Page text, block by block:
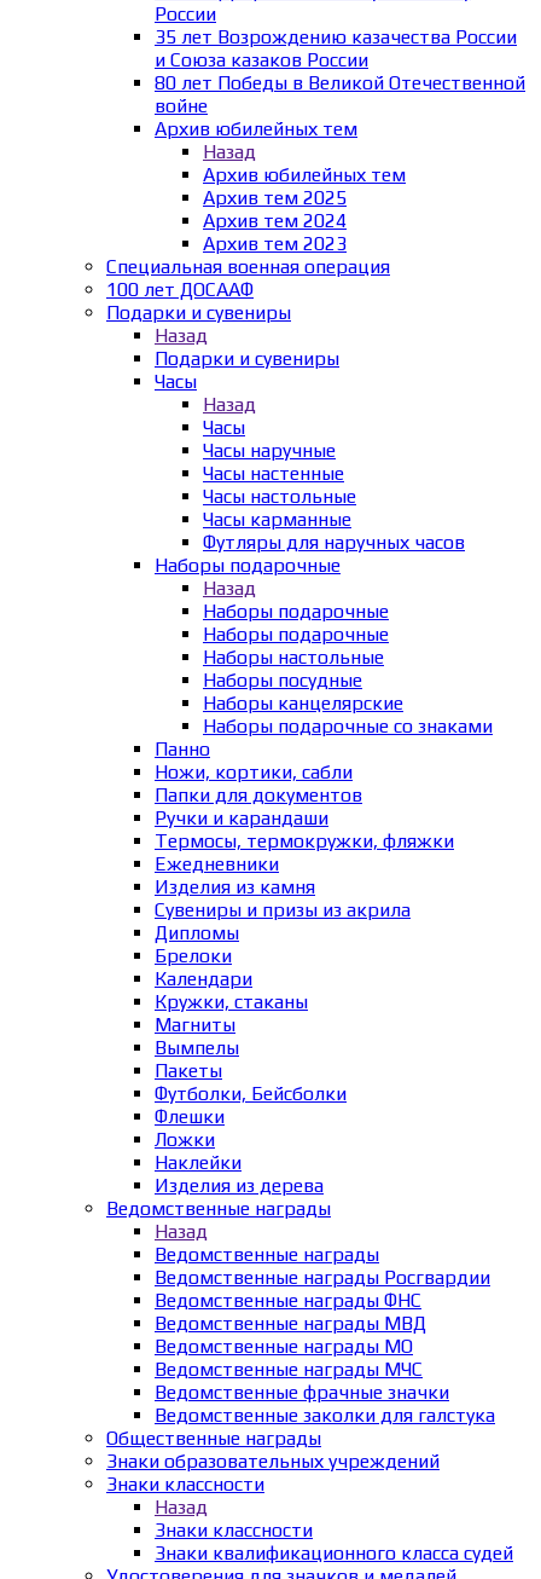
России
35 лет Возрождению казачества России
и Союза казаков России
80 лет Победы в Великой Отечественной
войне
Архив юбилейных тем
Назад
Архив юбилейных тем
Архив тем 2025
Архив тем 2024
Архив тем 2023
Специальная военная операция
100 лет ДОСААФ
Подарки и сувениры
Назад
Подарки и сувениры
Часы
Назад
Часы
Часы наручные
Часы настенные
Часы настольные
Часы карманные
Футляры для наручных часов
Наборы подарочные
Назад
Наборы подарочные
Наборы подарочные
Наборы настольные
Наборы посудные
Наборы канцелярские
Наборы подарочные со знаками
Панно
Ножи, кортики, сабли
Папки для документов
Ручки и карандаши
Термосы, термокружки, фляжки
Ежедневники
Изделия из камня
Сувениры и призы из акрила
Дипломы
Брелоки
Календари
Кружки, стаканы
Магниты
Вымпелы
Пакеты
Футболки, Бейсболки
Флешки
Ложки
Наклейки
Изделия из дерева
Ведомственные награды
Назад
Ведомственные награды
Ведомственные награды Росгвардии
Ведомственные награды ФНС
Ведомственные награды МВД
Ведомственные награды МО
Ведомственные награды МЧС
Ведомственные фрачные значки
Ведомственные заколки для галстука
Общественные награды
Знаки образовательных учреждений
Знаки классности
Назад
Знаки классности
Знаки квалификационного класса судей